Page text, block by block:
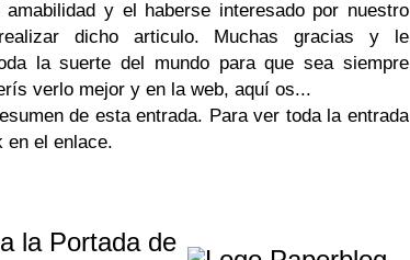
y el haberse interesado por nuestro
dicho articulo. Muchas gracias y le
la suerte del mundo para que sea siempre
verlo mejor y en la web, aquí os...
de esta entrada. Para ver toda la entrada
el enlace.
la Portada de